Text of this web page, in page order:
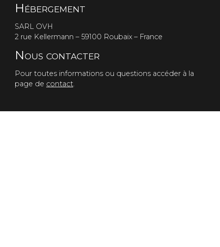
Hébergement
SARL OVH
2 rue Kellermann – 59100 Roubaix – France
Nous contacter
Pour toutes informations ou questions accéder à la
page de contact.